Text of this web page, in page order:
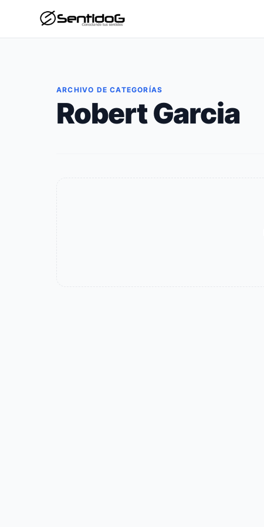
ARCHIVO DE CATEGORÍAS
Robert Garcia